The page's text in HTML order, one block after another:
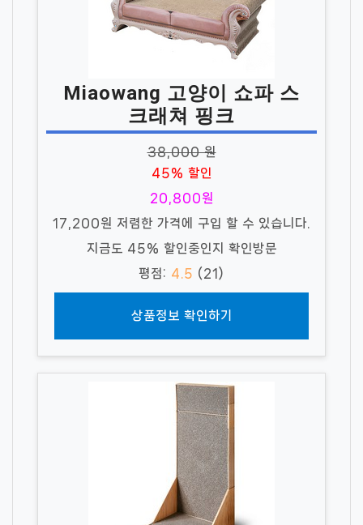
Miaowang 고양이 쇼파 스
크래쳐 핑크
38,000 원
45% 할인
20,800원
17,200원 저렴한 가격에 구입 할 수 있습니다.
지금도 45% 할인중인지 확인방문
평점: 4.5 (21)
상품정보 확인하기